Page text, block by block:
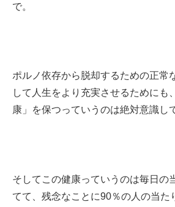
で。
ポルノ依存から脱却するための正常
して人生をより充実させるためにも
康」を保つっていうのは絶対意識し
そしてこの健康っていうのは毎日の
てて、残念なことに90％の人の当た